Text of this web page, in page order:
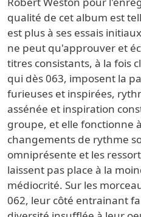
qualité de cet album est
est plus à ses essais
ne peut qu'approuver et
titres consistants, à la fois
qui dès 063, imposent la
furieuses et inspirées,
assénée et inspiration
groupe, et elle fonctionne
changements de rythme
omniprésente et les
laissent pas place à la
médiocrité. Sur les
062, leur côté entrainant